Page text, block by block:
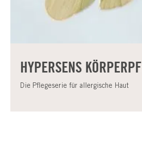
HYPERSENS
Die Pflegeserie für allergische Haut